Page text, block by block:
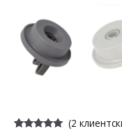
(2